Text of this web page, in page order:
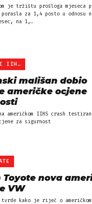
je tržištu prošloga mjeseca
porasla za 1,4 posto u odnosu
na 1,…
AMERIČKI IIHS TEST
mališan dobio
američke ocjene
američkom IIHS crash
za sigurnost
Toyote nova
VW
tvrde kako je riječ o